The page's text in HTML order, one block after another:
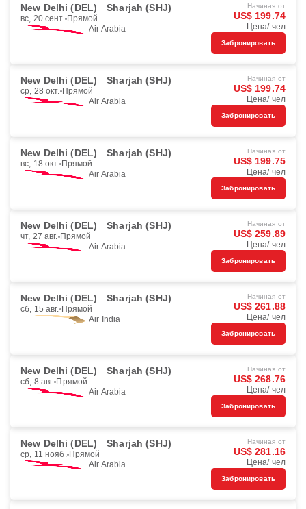
New Delhi (DEL) Sharjah (SHJ)
вс, 20 сент. Прямой
Air Arabia
Начиная от
US$ 199.74
Цена/ чел
Забронировать
New Delhi (DEL) Sharjah (SHJ)
ср, 28 окт. Прямой
Air Arabia
Начиная от
US$ 199.74
Цена/ чел
Забронировать
New Delhi (DEL) Sharjah (SHJ)
вс, 18 окт. Прямой
Air Arabia
Начиная от
US$ 199.75
Цена/ чел
Забронировать
New Delhi (DEL) Sharjah (SHJ)
чт, 27 авг. Прямой
Air Arabia
Начиная от
US$ 259.89
Цена/ чел
Забронировать
New Delhi (DEL) Sharjah (SHJ)
сб, 15 авг. Прямой
Air India
Начиная от
US$ 261.88
Цена/ чел
Забронировать
New Delhi (DEL) Sharjah (SHJ)
сб, 8 авг. Прямой
Air Arabia
Начиная от
US$ 268.76
Цена/ чел
Забронировать
New Delhi (DEL) Sharjah (SHJ)
ср, 11 нояб. Прямой
Air Arabia
Начиная от
US$ 281.16
Цена/ чел
Забронировать